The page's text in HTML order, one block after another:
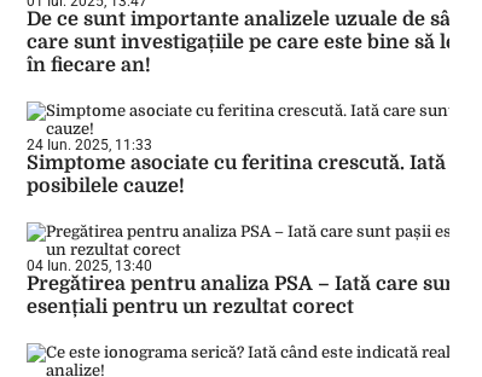
De ce sunt importante analizele uzuale de
care sunt investigațiile pe care este bine să le
în fiecare an!
24 Iun. 2025, 11:33
Simptome asociate cu feritina crescută. Iată
posibilele cauze!
04 Iun. 2025, 13:40
Pregătirea pentru analiza PSA – Iată care sunt
esențiali pentru un rezultat corect